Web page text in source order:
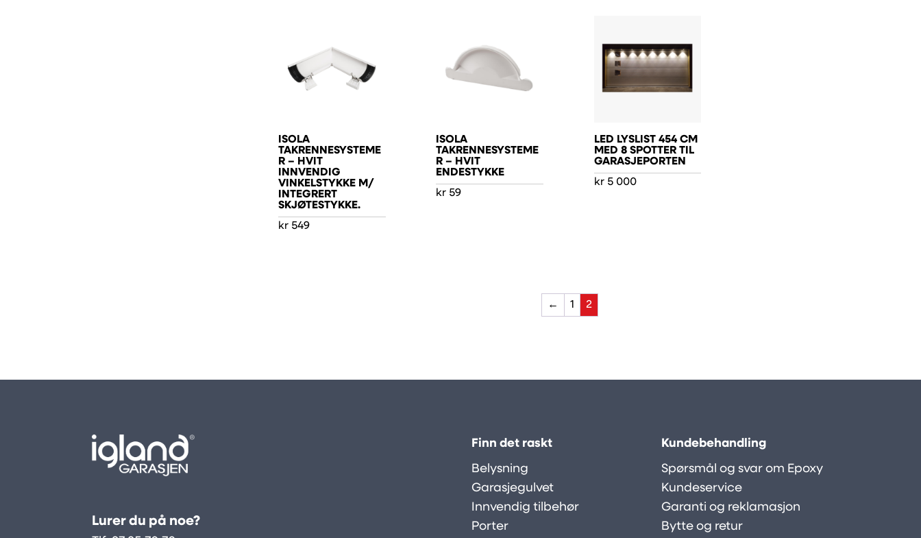
ISOLA
TAKRENNESYSTEME
R – HVIT
INNVENDIG
VINKELSTYKKE M/
INTEGRERT
SKJØTESTYKKE.
kr 549
ISOLA
TAKRENNESYSTEME
R – HVIT
ENDESTYKKE
kr 59
LED LYSLIST 454 CM
MED 8 SPOTTER TIL
GARASJEPORTEN
kr5 000
← 1 2
Lurer du på noe?
Finn det raskt
Belysning
Garasjegulvet
Innvendig tilbehør
Porter
Kundebehandling
Spørsmål og svar om Epoxy
Kundeservice
Garanti og reklamasjon
Bytte og retur